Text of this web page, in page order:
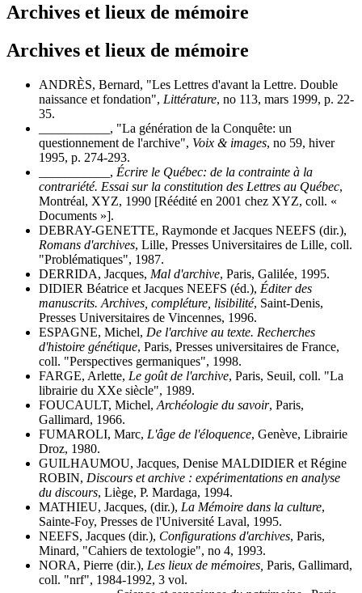
Archives et lieux de mémoire
Archives et lieux de mémoire
ANDRÈS, Bernard, "Les Lettres d'avant la Lettre. Double
naissance et fondation", Littérature, no 113, mars 1999, p. 22-
35.
___________, "La génération de la Conquête: un
questionnement de l'archive", Voix & images, no 59, hiver
1995, p. 274-293.
___________, Écrire le Québec: de la contrainte à la
contrariété. Essai sur la constitution des Lettres au Québec,
Montréal, XYZ, 1990 [Réédité en 2001 chez XYZ, coll. «
Documents »].
DEBRAY-GENETTE, Raymonde et Jacques NEEFS (dir.),
Romans d'archives, Lille, Presses Universitaires de Lille, coll.
"Problématiques", 1987.
DERRIDA, Jacques, Mal d'archive, Paris, Galilée, 1995.
DIDIER Béatrice et Jacques NEEFS (éd.), Éditer des
manuscrits. Archives, compléture, lisibilité, Saint-Denis,
Presses Universitaires de Vincennes, 1996.
ESPAGNE, Michel, De l'archive au texte. Recherches
d'histoire génétique, Paris, Presses universitaires de France,
coll. "Perspectives germaniques", 1998.
FARGE, Arlette, Le goût de l'archive, Paris, Seuil, coll. "La
librairie du XXe siècle", 1989.
FOUCAULT, Michel, Archéologie du savoir, Paris,
Gallimard, 1966.
FUMAROLI, Marc, L'âge de l'éloquence, Genève, Librairie
Droz, 1980.
GUILHAUMOU, Jacques, Denise MALDIDIER et Régine
ROBIN, Discours et archive : expérimentations en analyse
du discours, Liège, P. Mardaga, 1994.
MATHIEU, Jacques, (dir.), La Mémoire dans la culture,
Sainte-Foy, Presses de l'Université Laval, 1995.
NEEFS, Jacques (dir.), Configurations d'archives, Paris,
Minard, "Cahiers de textologie", no 4, 1993.
NORA, Pierre (dir.), Les lieux de mémoires, Paris, Gallimard,
coll. "nrf", 1984-1992, 3 vol.